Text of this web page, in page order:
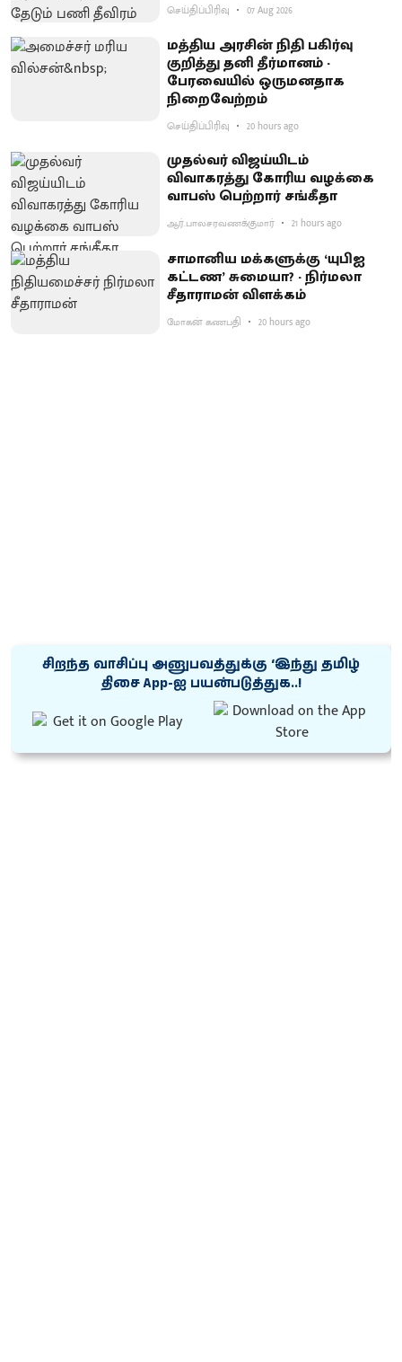
செய்திப்பிரிவு 07 Aug 2026
மத்திய அரசின் நிதி பகிர்வு
குறித்து தனி தீர்மானம் -
பேரவையில் ஒருமனதாக
நிறைவேற்றம்
செய்திப்பிரிவு 20 hours ago
முதல்வர் விஜய்யிடம்
விவாகரத்து கோரிய வழக்கை
வாபஸ் பெற்றார் சங்கீதா
ஆர்.பாலசரவணக்குமார் 21 hours ago
சாமானிய மக்களுக்கு ‘யுபிஐ
கட்டண’ சுமையா? - நிர்மலா
சீதாராமன் விளக்கம்
மோகன் கணபதி 20 hours ago
சிறந்த வாசிப்பு அனுபவத்துக்கு ‘இந்து தமிழ்
திசை App-ஐ பயன்படுத்துக..!